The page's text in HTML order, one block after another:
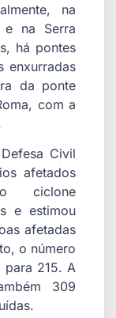
na
na Serra
há pontes
enxurradas
da ponte
com a
Civil
afetados
ciclone
e estimou
afetadas
o número
215. A
309